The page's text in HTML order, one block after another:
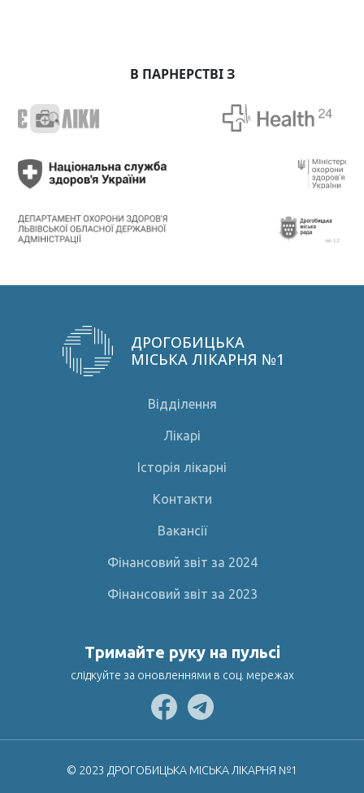
В ПАРНЕРСТВІ З
ДРОГОБИЦЬКА
МІСЬКА ЛІКАРНЯ №1
Відділення
Лікарі
Історія лікарні
Контакти
Вакансії
Фінансовий звіт за 2024
Фінансовий звіт за 2023
Тримайте руку на пульсі
слідкуйте за оновленнями в соц. мережах
© 2023 ДРОГОБИЦЬКА МІСЬКА ЛІКАРНЯ №1